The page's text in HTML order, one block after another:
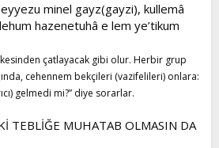
minel gayz(gayzi), kullemâ
hazenetuhâ e lem ye’tikum
çatlayacak gibi olur. Herbir grup
cehennem bekçileri (vazifelileri) onlara:
gelmedi mi?” diye sorarlar.
TEBLİĞE MUHATAB OLMASIN DA